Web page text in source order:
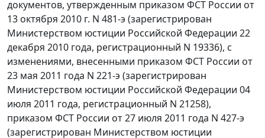
документов, утвержденным приказом ФСТ России от
13 октября 2010 г. N 481-э (зарегистрирован
Министерством юстиции Российской Федерации 22
декабря 2010 года, регистрационный N 19336), с
изменениями, внесенными приказом ФСТ России от
23 мая 2011 года N 221-э (зарегистрирован
Министерством юстиции Российской Федерации 04
июля 2011 года, регистрационный N 21258),
приказом ФСТ России от 27 июля 2011 года N 427-э
(зарегистрирован Министерством юстиции